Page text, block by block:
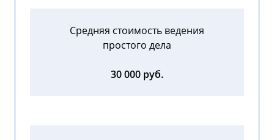
Средняя стоимость ведения
простого дела
30 000 руб.